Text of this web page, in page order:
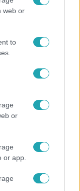
web or
to
or
or app.
láthatják majd
Babett,